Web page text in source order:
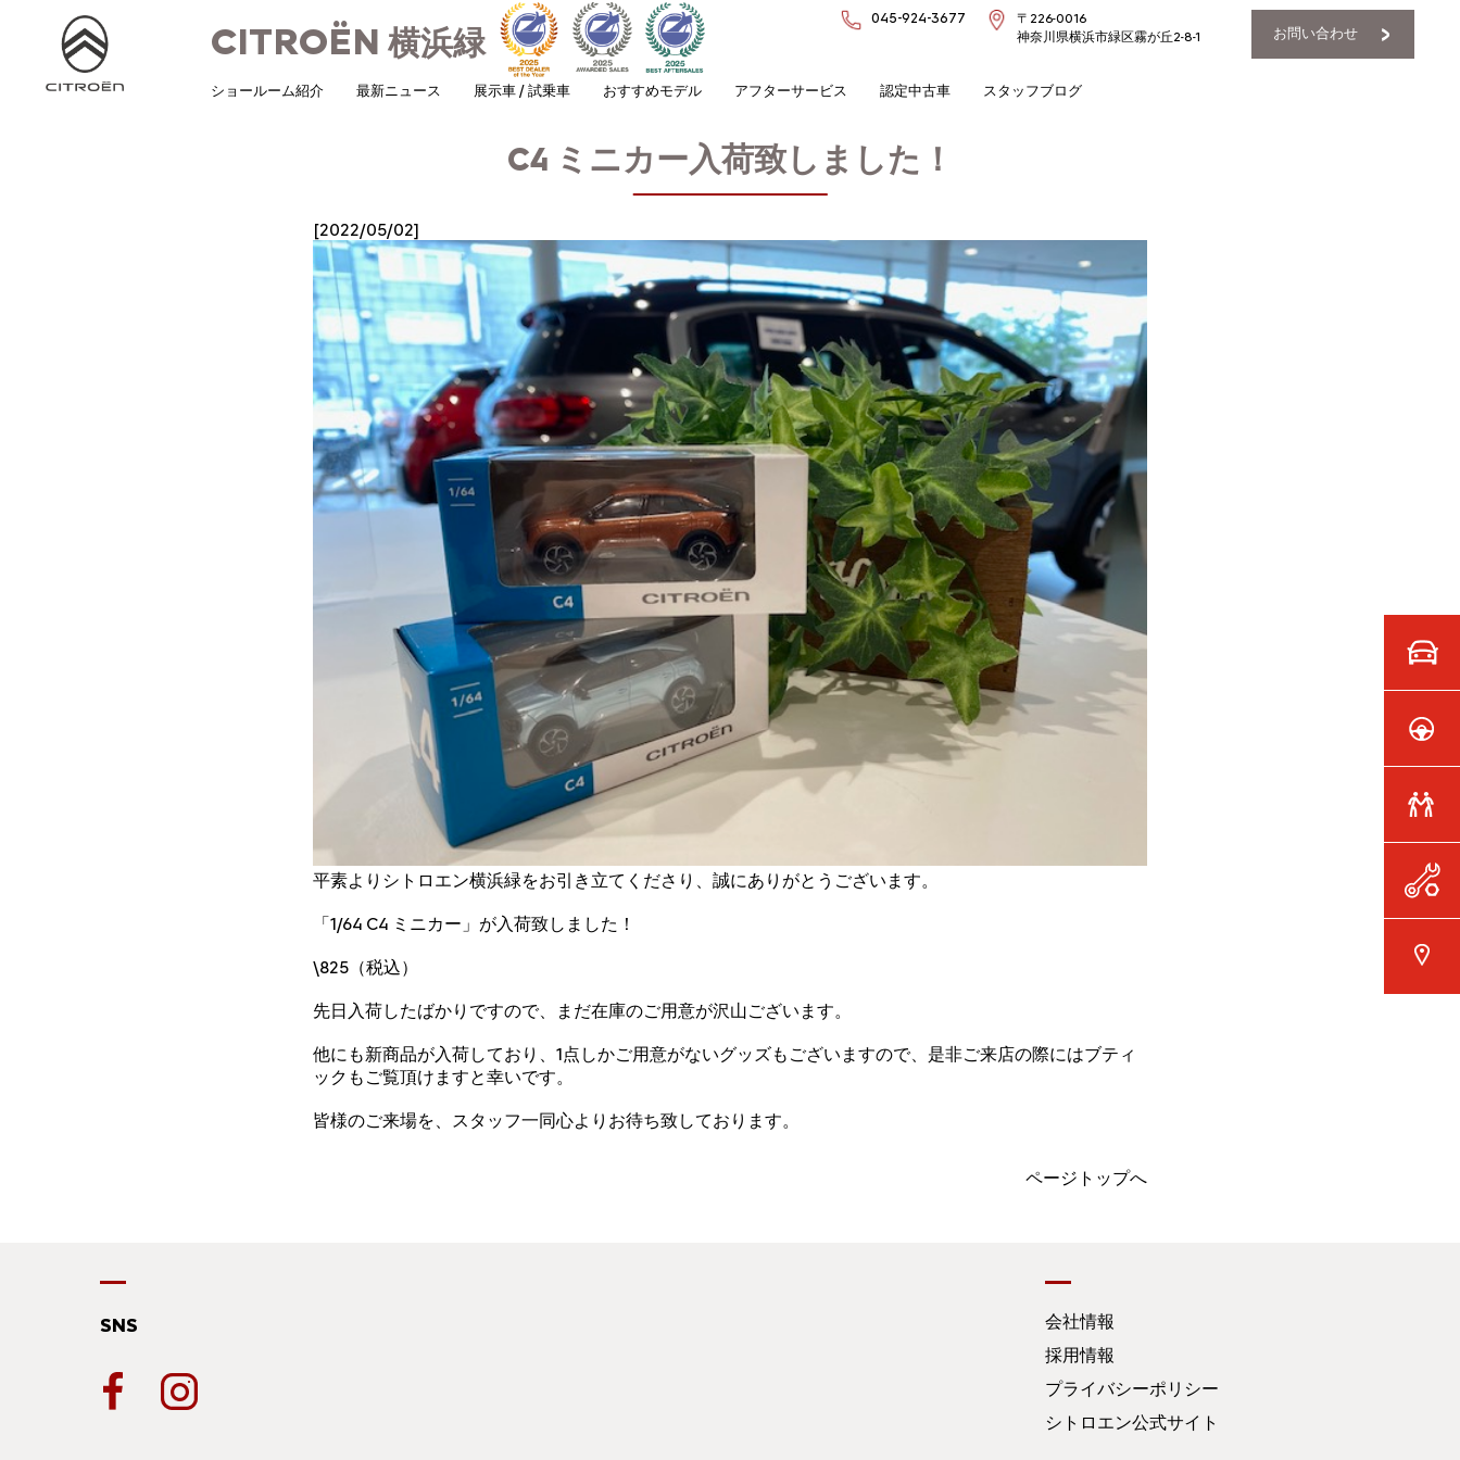
CITROËN 横浜緑
045-924-3677
〒226-0016
神奈川県横浜市緑区霧が丘2-8-1
お問い合わせ
ショールーム紹介 最新ニュース 展示車 / 試乗車 おすすめモデル アフターサービス 認定中古車 スタッフブログ
C4 ミニカー入荷致しました！
[2022/05/02]
平素よりシトロエン横浜緑をお引き立てくださり、誠にありがとうございます。
「1/64 C4 ミニカー」が入荷致しました！
\825（税込）
先日入荷したばかりですので、まだ在庫のご用意が沢山ございます。
他にも新商品が入荷しており、1点しかご用意がないグッズもございますので、是非ご来店の際にはブティ
ックもご覧頂けますと幸いです。
皆様のご来場を、スタッフ一同心よりお待ち致しております。
ページトップへ
SNS
会社情報
採用情報
プライバシーポリシー
シトロエン公式サイト